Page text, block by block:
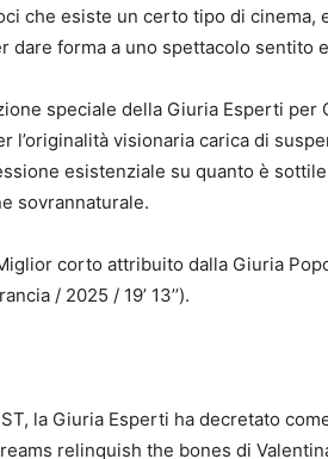
che esiste un certo tipo di cinema,
dare forma a uno spettacolo sentito
speciale della Giuria Esperti per
l’originalità visionaria carica di
esistenziale su quanto è
sovrannaturale.
corto attribuito dalla Giuria
/ 2025 / 19’ 13’’).
la Giuria Esperti ha decretato
relinquish the bones di